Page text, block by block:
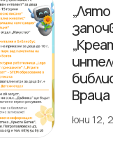
Враца
юни 12,